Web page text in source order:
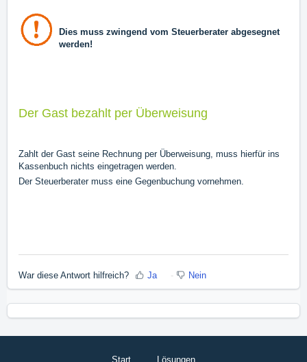
Dies muss zwingend vom Steuerberater abgesegnet
werden!
Der Gast bezahlt per Überweisung
Zahlt der Gast seine Rechnung per Überweisung, muss hierfür ins
Kassenbuch nichts eingetragen werden.
Der Steuerberater muss eine Gegenbuchung vornehmen.
War diese Antwort hilfreich? Ja Nein
Start Lösungen